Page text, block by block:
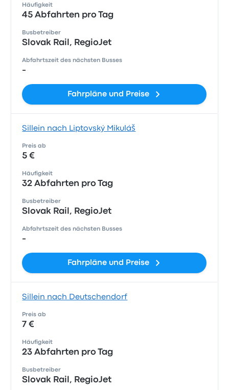
Häufigkeit
45 Abfahrten pro Tag
Busbetreiber
Slovak Rail, RegioJet
Abfahrtszeit des nächsten Busses
-
Fahrpläne und Preise
Sillein nach Liptovský Mikuláš
Preis ab
5 €
Häufigkeit
32 Abfahrten pro Tag
Busbetreiber
Slovak Rail, RegioJet
Abfahrtszeit des nächsten Busses
-
Fahrpläne und Preise
Sillein nach Deutschendorf
Preis ab
7 €
Häufigkeit
23 Abfahrten pro Tag
Busbetreiber
Slovak Rail, RegioJet